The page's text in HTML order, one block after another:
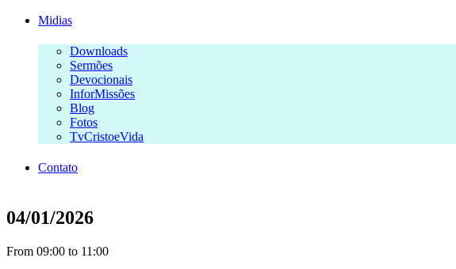
Midias
Downloads
Sermões
Devocionais
InforMissões
Blog
Fotos
TvCristoeVida
Contato
04/01/2026
From 09:00 to 11:00